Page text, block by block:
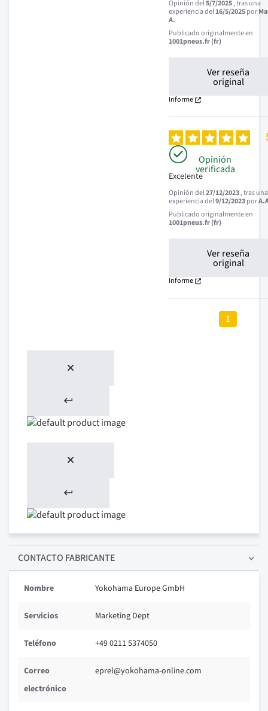
Opinión del5/7/2025, tras una
experiencia del16/5/2025por
A.
Publicado originalmente en
1001pneus.fr (fr)
Ver reseña
original
Informe
Opinión
verificada
Excelente
Opinión del27/12/2023, tras una
experiencia del9/12/2023por
Publicado originalmente en
1001pneus.fr (fr)
Ver reseña
original
Informe
1
CONTACTO FABRICANTE
Nombre Yokohama Europe GmbH
Servicios Marketing Dept
Teléfono +49 0211 5374050
Correo
electrónico
eprel@yokohama-online.com